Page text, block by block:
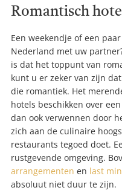
Romantisch
Een weekendje of een
Nederland met uw
is dat het toppunt van
kunt u er zeker van zijn
die romantiek. Het
hotels beschikken over een
dan ook verwennen door
zich aan de culinaire
restaurants tegoed doet.
rustgevende omgeving.
arrangementen en last
absoluut niet duur te zijn.